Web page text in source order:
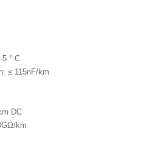
5 ° C
≤ 115nF/km
DC
km